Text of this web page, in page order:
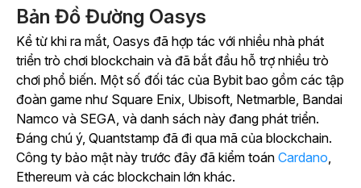
Bản Đồ Đường Oasys
Kể từ khi ra mắt, Oasys đã hợp tác với nhiều nhà phát
triển trò chơi blockchain và đã bắt đầu hỗ trợ nhiều trò
chơi phổ biến. Một số đối tác của Bybit bao gồm các tập
đoàn game như Square Enix, Ubisoft, Netmarble, Bandai
Namco và SEGA, và danh sách này đang phát triển.
Đáng chú ý, Quantstamp đã đi qua mã của blockchain.
Công ty bảo mật này trước đây đã kiểm toán Cardano,
Ethereum và các blockchain lớn khác.